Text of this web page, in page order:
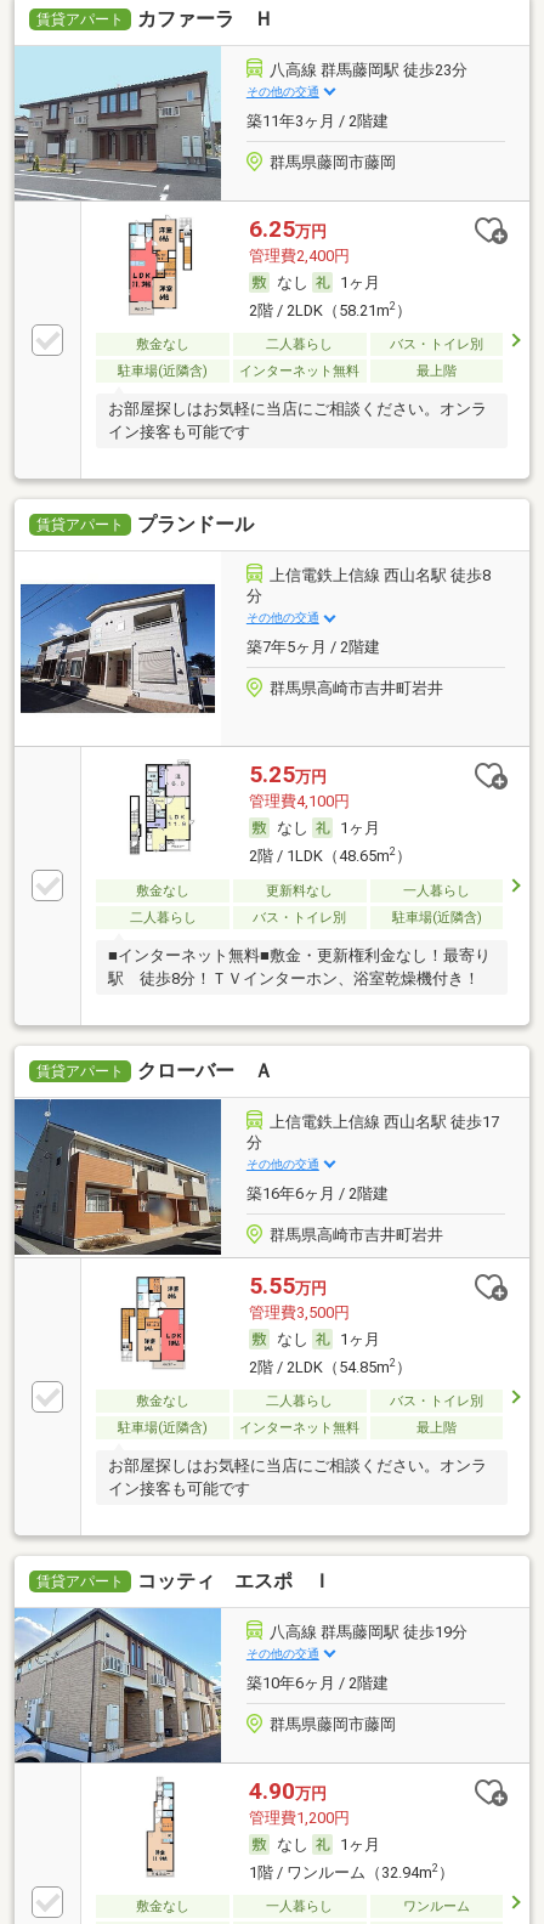
賃貸アパート カファーラ Ｈ
八高線 群馬藤岡駅 徒歩23分
その他の交通
築11年3ヶ月 / 2階建
群馬県藤岡市藤岡
6.25万円
管理費2,400円
なし
1ヶ月
2階 / 2LDK（58.21m2）
敷金なし 二人暮らし
バス・トイレ別
駐車場(近隣含)
インターネット無料 最上階
お部屋探しはお気軽に当店にご相談ください。オンラ
イン接客も可能です
賃貸アパート プランドール
上信電鉄上信線 西山名駅 徒歩8
分
その他の交通
築7年5ヶ月 / 2階建
群馬県高崎市吉井町岩井
5.25万円
管理費4,100円
なし
1ヶ月
2階 / 1LDK（48.65m2）
敷金なし 更新料なし
一人暮らし
二人暮らし
バス・トイレ別 駐車場(近隣含)
■インターネット無料■敷金・更新権利金なし！最寄り
駅 徒歩8分！ＴＶインターホン、浴室乾燥機付き！
賃貸アパート クローバー Ａ
上信電鉄上信線 西山名駅 徒歩17
分
その他の交通
築16年6ヶ月 / 2階建
群馬県高崎市吉井町岩井
5.55万円
管理費3,500円
なし
1ヶ月
2階 / 2LDK（54.85m2）
敷金なし 二人暮らし
バス・トイレ別
駐車場(近隣含)
インターネット無料 最上階
お部屋探しはお気軽に当店にご相談ください。オンラ
イン接客も可能です
賃貸アパート コッティ エスポ Ｉ
八高線 群馬藤岡駅 徒歩19分
その他の交通
築10年6ヶ月 / 2階建
群馬県藤岡市藤岡
4.90万円
管理費1,200円
なし
1ヶ月
1階 / ワンルーム（32.94m2）
敷金なし 一人暮らし
ワンルーム